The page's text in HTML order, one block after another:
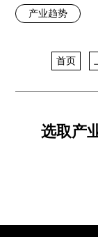
产业趋势
首页
选取产